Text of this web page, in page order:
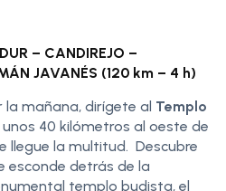
– CANDIREJO –
JAVANÉS (120 km – 4 h)
la mañana, dirígete al Templo
40 kilómetros al oeste de
llegue la multitud. Descubre
esconde detrás de la
templo budista, el